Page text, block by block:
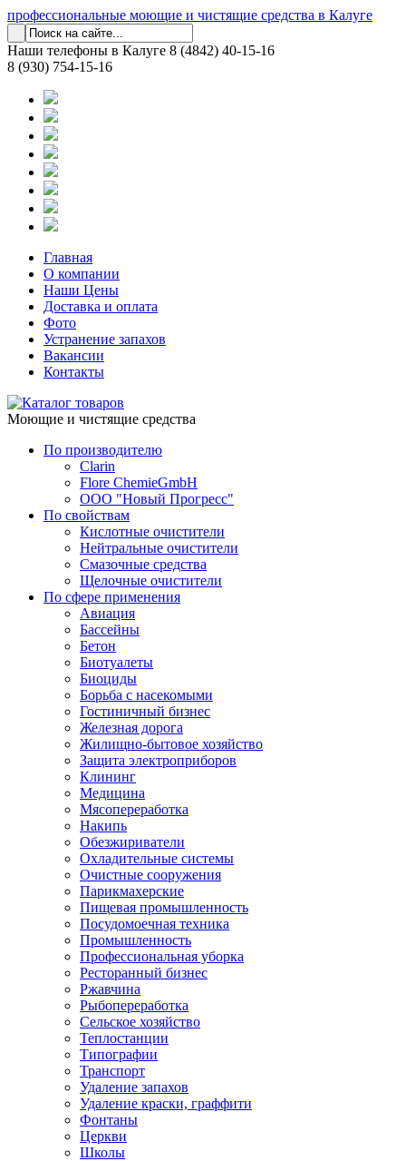
профессиональные моющие и чистящие средства в Калуге
Наши телефоны в Калуге 8 (4842) 40-15-16
8 (930) 754-15-16
Главная
О компании
Наши Цены
Доставка и оплата
Фото
Устранение запахов
Вакансии
Контакты
Моющие и чистящие средства
По производителю
Clarin
Flore ChemieGmbH
ООО "Новый Прогресс"
По свойствам
Кислотные очистители
Нейтральные очистители
Смазочные средства
Щелочные очистители
По сфере применения
Авиация
Бассейны
Бетон
Биотуалеты
Биоциды
Борьба с насекомыми
Гостиничный бизнес
Железная дорога
Жилищно-бытовое хозяйство
Защита электроприборов
Клининг
Медицина
Мясопереработка
Накипь
Обезжириватели
Охладительные системы
Очистные сооружения
Парикмахерские
Пищевая промышленность
Посудомоечная техника
Промышленность
Профессиональная уборка
Ресторанный бизнес
Ржавчина
Рыбопереработка
Сельское хозяйство
Теплостанции
Типографии
Транспорт
Удаление запахов
Удаление краски, граффити
Фонтаны
Церкви
Школы